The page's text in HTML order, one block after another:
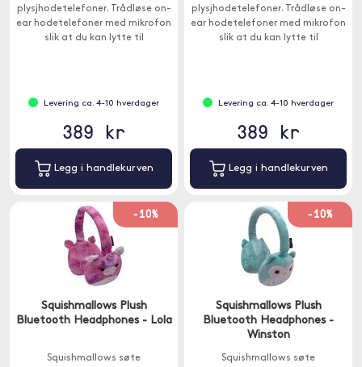
plysjhodetelefoner. Trådløse on-
ear hodetelefoner med mikrofon
slik at du kan lytte til
Levering ca. 4-10 hverdager
389 kr
Legg i handlekurven
plysjhodetelefoner. Trådløse on-
ear hodetelefoner med mikrofon
slik at du kan lytte til
Levering ca. 4-10 hverdager
389 kr
Legg i handlekurven
-10%
Squishmallows Plush
Bluetooth Headphones - Lola
Squishmallows søte
-10%
Squishmallows Plush
Bluetooth Headphones -
Winston
Squishmallows søte